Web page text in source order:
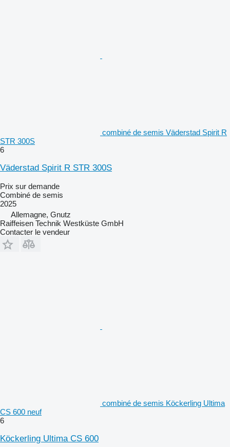
combiné de semis Väderstad Spirit R
STR 300S
6
Väderstad Spirit R STR 300S
Prix sur demande
Combiné de semis
2025
Allemagne, Gnutz
Raiffeisen Technik Westküste GmbH
Contacter le vendeur
combiné de semis Köckerling Ultima
CS 600 neuf
6
Köckerling Ultima CS 600